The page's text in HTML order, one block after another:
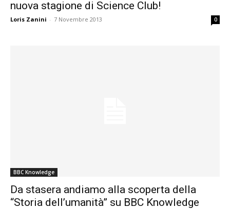
nuova stagione di Science Club!
Loris Zanini - 7 Novembre 2013 0
BBC Knowledge
Da stasera andiamo alla scoperta della
“Storia dell’umanità” su BBC Knowledge